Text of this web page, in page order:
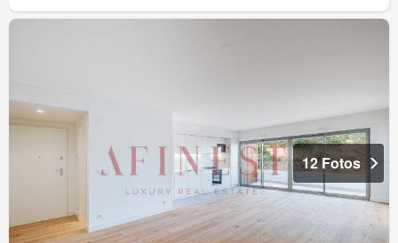
12 Fotos